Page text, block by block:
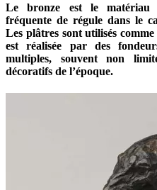
Le bronze est le matériau
fréquente de régule dans le
Les plâtres sont utilisés
est réalisée par des
multiples, souvent non
décoratifs de l’époque.